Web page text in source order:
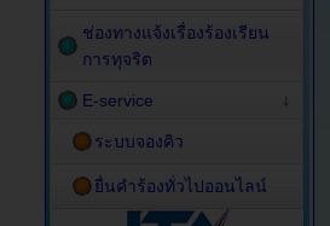
ช่องทางแจ้งเรื่องร้องเรียน
การทุจริต
E-service
ระบบจองคิว
ยื่นคำร้องทั่วไปออนไลน์